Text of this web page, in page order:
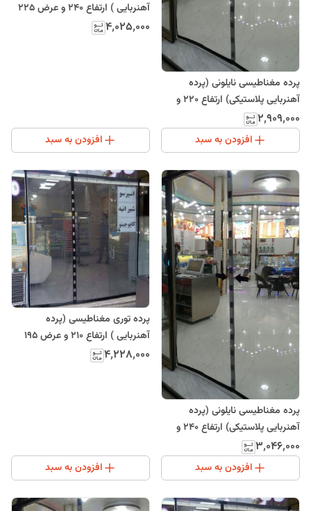
پرده مغناطیسی نایلونی (پرده
آهنربایی پلاستیکی) ارتفاع 220 و
عرض 140
۲٬۹۰۹٬۰۰۰
افزودن به سبد
آهنربایی ) ارتفاع 240 و عرض 225
(ارسال رایگان)
۴٬۰۲۵٬۰۰۰
افزودن به سبد
پرده مغناطیسی نایلونی (پرده
آهنربایی پلاستیکی) ارتفاع 240 و
عرض 110
۳٬۰۴۶٬۰۰۰
افزودن به سبد
پرده توری مغناطیسی (پرده
آهنربایی ) ارتفاع 210 و عرض 195
(ارسال رایگان)
۴٬۲۲۸٬۰۰۰
افزودن به سبد